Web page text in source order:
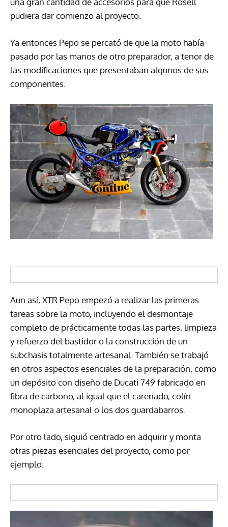
pudiera dar comienzo al proyecto.
Ya entonces Pepo se percató de que la moto había
pasado por las manos de otro preparador, a tenor de
las modificaciones que presentaban algunos de sus
componentes.
Aun así, XTR Pepo empezó a realizar las primeras
tareas sobre la moto, incluyendo el desmontaje
completo de prácticamente todas las partes, limpieza
y refuerzo del bastidor o la construcción de un
subchasis totalmente artesanal. También se trabajó
en otros aspectos esenciales de la preparación, como
un depósito con diseño de Ducati 749 fabricado en
fibra de carbono, al igual que el carenado, colín
monoplaza artesanal o los dos guardabarros.
Por otro lado, siguió centrado en adquirir y monta
otras piezas esenciales del proyecto, como por
ejemplo: